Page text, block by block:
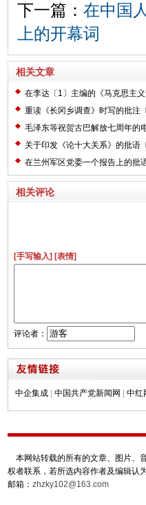
下一篇： 在中国
上的开幕词
相关文章
在李达〔1〕主编的《马克思主
〔2〕
重读《长冈乡调查》时写的批注
毛泽东等祝贺古巴解放七周年的
关于印发《论十大关系》的批语
在兰州军区党委一个报告上的批
相关评论
[手写输入] [表情]
评论者：
中企集成 中国共产党新闻网 中红
本网站转载的所有的文章、图片、
权者联系，若所选内容作者及编辑认
邮箱： zhzky102@163.com